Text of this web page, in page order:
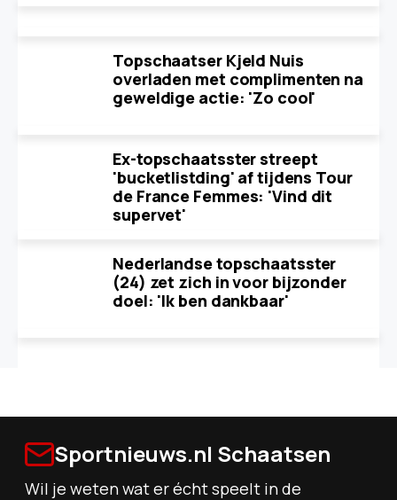
Topschaatser Kjeld Nuis
overladen met complimenten na
geweldige actie: 'Zo cool'
Ex-topschaatsster streept
'bucketlistding' af tijdens Tour
de France Femmes: 'Vind dit
supervet'
Nederlandse topschaatsster
(24) zet zich in voor bijzonder
doel: 'Ik ben dankbaar'